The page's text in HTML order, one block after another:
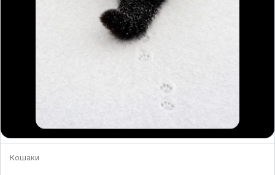
Кошаки